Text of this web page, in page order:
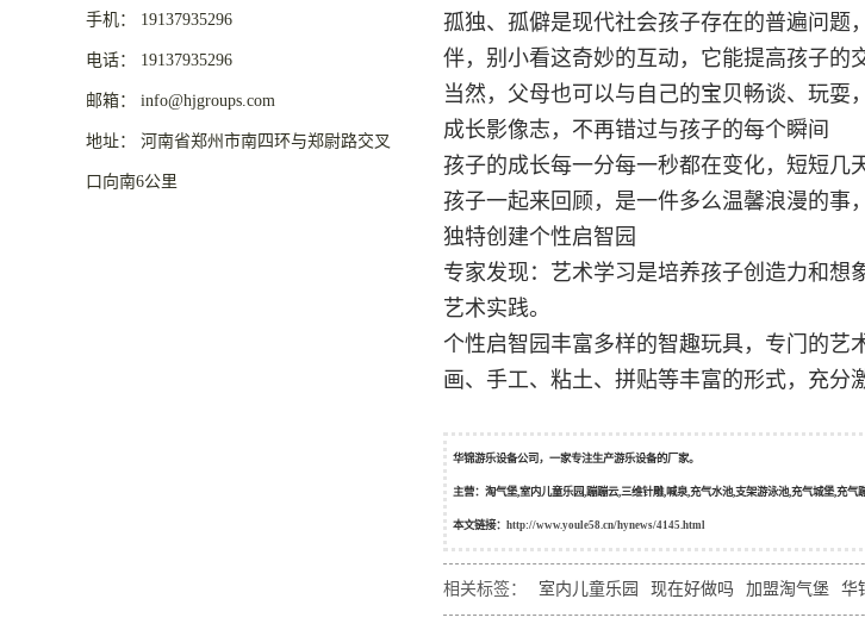
手机： 19137935296
电话： 19137935296
邮箱： info@hjgroups.com
地址： 河南省郑州市南四环与郑尉路交叉
口向南6公里
孤独、孤僻是现代社会孩子存在的普遍问题
伴，别小看这奇妙的互动，它能提高孩子的
当然，父母也可以与自己的宝贝畅谈、玩耍
成长影像志，不再错过与孩子的每个瞬间
孩子的成长每一分每一秒都在变化，短短几
孩子一起来回顾，是一件多么温馨浪漫的事
独特创建个性启智园
专家发现：艺术学习是培养孩子创造力和想
艺术实践。
个性启智园丰富多样的智趣玩具，专门的艺
画、手工、粘土、拼贴等丰富的形式，充分
华锦游乐设备公司，一家专注生产游乐设备的厂家。
主营：淘气堡,室内儿童乐园,蹦蹦云,三维针雕,喊泉,充气水池,支架游泳池,充气城堡,充气
本文链接： http://www.youle58.cn/hynews/4145.html
相关标签： 室内儿童乐园 现在好做吗 加盟淘气堡 华